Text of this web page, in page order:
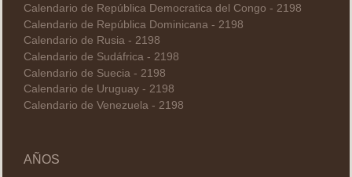
Calendario de República Democratica del Congo - 2198
Calendario de República Dominicana - 2198
Calendario de Rusia - 2198
Calendario de Sudáfrica - 2198
Calendario de Suecia - 2198
Calendario de Uruguay - 2198
Calendario de Venezuela - 2198
AÑOS